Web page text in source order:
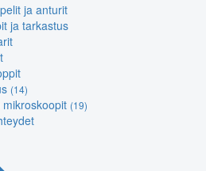
ja anturit
ja tarkastus
(14)
(19)